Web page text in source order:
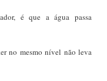
é que a água passa
no mesmo nível não leva